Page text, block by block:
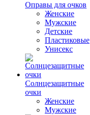
Оправы для очков
Женские
Мужские
Детские
Пластиковые
Унисекс
Солнцезащитные
очки
Женские
Мужские